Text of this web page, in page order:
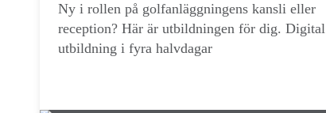
Ny i rollen på golfanläggningens kansli eller
reception? Här är utbildningen för dig. Digital
utbildning i fyra halvdagar